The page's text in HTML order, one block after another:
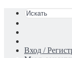
статья
Вход /